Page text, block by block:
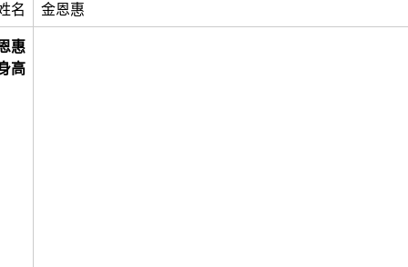
名 金恩惠
惠
高